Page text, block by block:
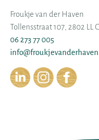
Froukje van der Haven
Tollensstraat 107, 2802 LL
06 273 77 005